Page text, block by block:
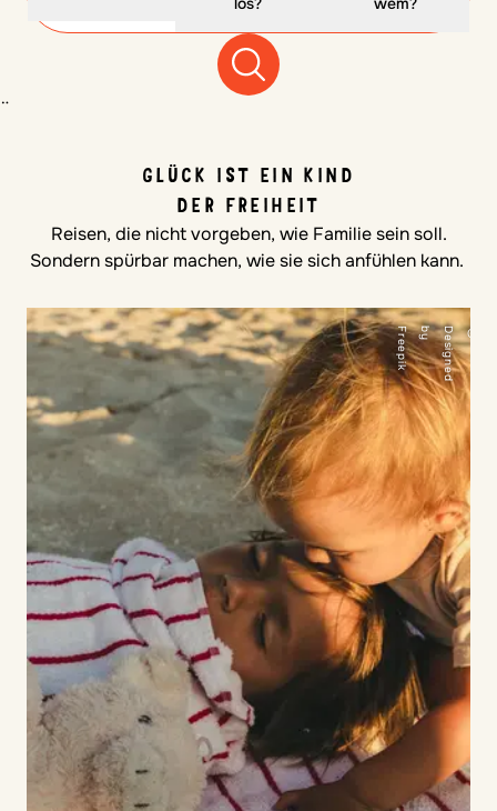
¨
GLÜCK IST EIN KIND
DER FREIHEIT
Reisen, die nicht vorgeben, wie Familie sein soll.
Sondern spürbar machen, wie sie sich anfühlen kann.
©
D
e
s
i
g
n
e
d
b
y
F
r
e
e
p
i
k